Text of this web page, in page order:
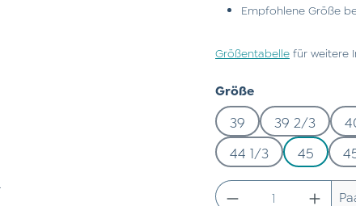
Empfohlene Größe
Größentabelle für weitere
Größeauswählen
39 39 2/3
44 1/3
45
Produkt